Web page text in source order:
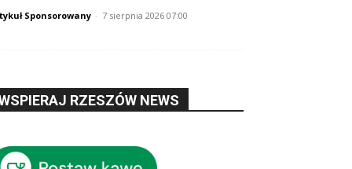
Sponsorowany - 7 sierpnia 2026 07:00
RZESZÓW NEWS